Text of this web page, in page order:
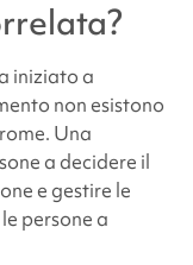
?
iniziato a
non esistono
Una
a decidere il
e gestire le
persone a